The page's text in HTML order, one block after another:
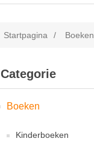
Startpagina / Boeken
Categorie
Boeken
Kinderboeken